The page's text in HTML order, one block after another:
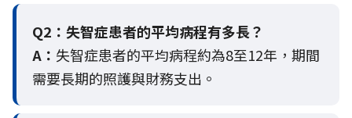
Q2： 失智症患者的平均病程有多長？
A： 失智症患者的平均病程約為8至12年，期間
需要長期的照護與財務支出。